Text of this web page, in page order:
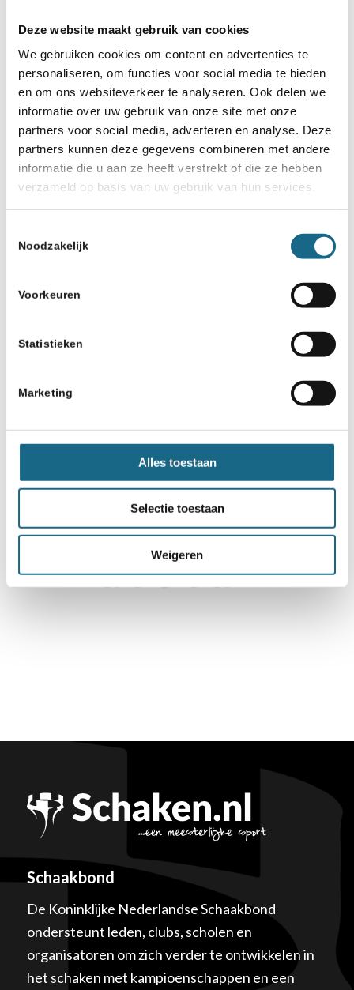
Deze website maakt gebruik van cookies
We gebruiken cookies om content en advertenties te
personaliseren, om functies voor social media te bieden
en om ons websiteverkeer te analyseren. Ook delen we
informatie over uw gebruik van onze site met onze
partners voor social media, adverteren en analyse. Deze
partners kunnen deze gegevens combineren met andere
informatie die u aan ze heeft verstrekt of die ze hebben
verzameld op basis van uw gebruik van hun services.
Noodzakelijk
Voorkeuren
Statistieken
Marketing
Alles toestaan
Selectie toestaan
Weigeren
Schaakbond
De Koninklijke Nederlandse Schaakbond
ondersteunt leden, clubs, scholen en
organisatoren om zich verder te ontwikkelen in
het schaken met kampioenschappen en een